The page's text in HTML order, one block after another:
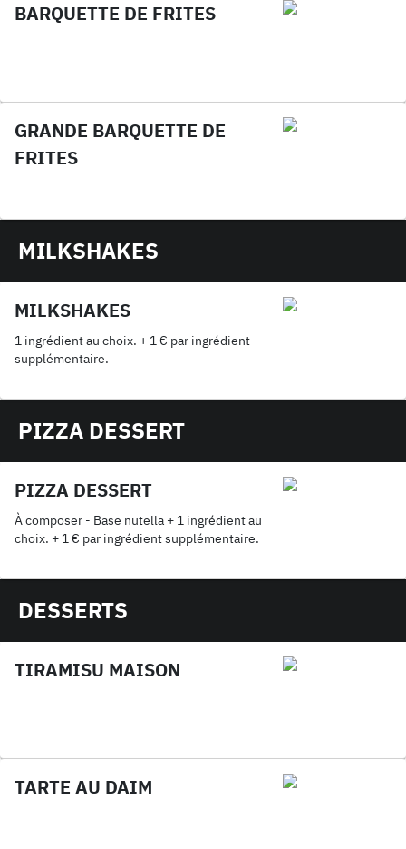
BARQUETTE DE FRITES
GRANDE BARQUETTE DE
FRITES
MILKSHAKES
MILKSHAKES
1 ingrédient au choix. + 1 € par ingrédient
supplémentaire.
PIZZA DESSERT
PIZZA DESSERT
À composer - Base nutella + 1 ingrédient au
choix. + 1 € par ingrédient supplémentaire.
DESSERTS
TIRAMISU MAISON
TARTE AU DAIM